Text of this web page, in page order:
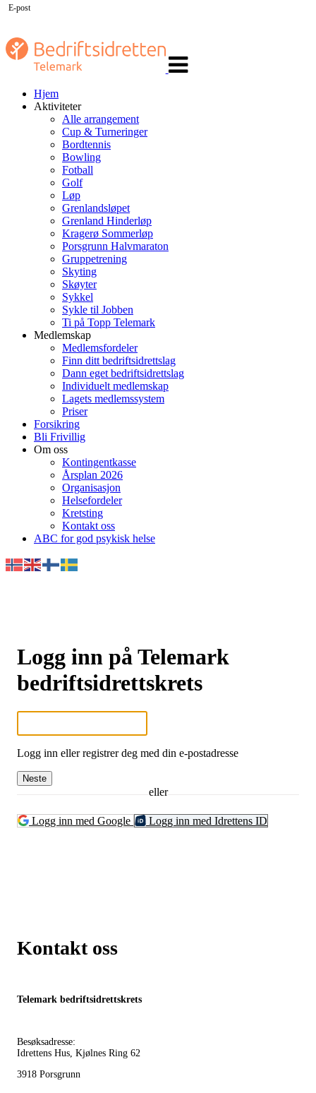
navigasjon
Hjem
Aktiviteter
Alle arrangement
Cup & Turneringer
Bordtennis
Bowling
Fotball
Golf
Løp
Grenlandsløpet
Grenland Hinderløp
Kragerø Sommerløp
Porsgrunn Halvmaraton
Gruppetrening
Skyting
Skøyter
Sykkel
Sykle til Jobben
Ti på Topp Telemark
Medlemskap
Medlemsfordeler
Finn ditt bedriftsidrettslag
Dann eget bedriftsidrettslag
Individuelt medlemskap
Lagets medlemssystem
Priser
Forsikring
Bli Frivillig
Om oss
Kontingentkasse
Årsplan 2026
Organisasjon
Helsefordeler
Kretsting
Kontakt oss
ABC for god psykisk helse
Logg inn på Telemark
bedriftsidrettskrets
E-post
Logg inn eller registrer deg med din e-postadresse
Neste
eller
Logg inn med Google Logg inn med Idrettens ID
Kontakt oss
Telemark bedriftsidrettskrets
Besøksadresse:
Idrettens Hus, Kjølnes Ring 62
3918 Porsgrunn